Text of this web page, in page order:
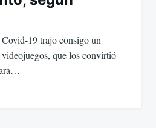
19 trajo consigo un
que los convirtió